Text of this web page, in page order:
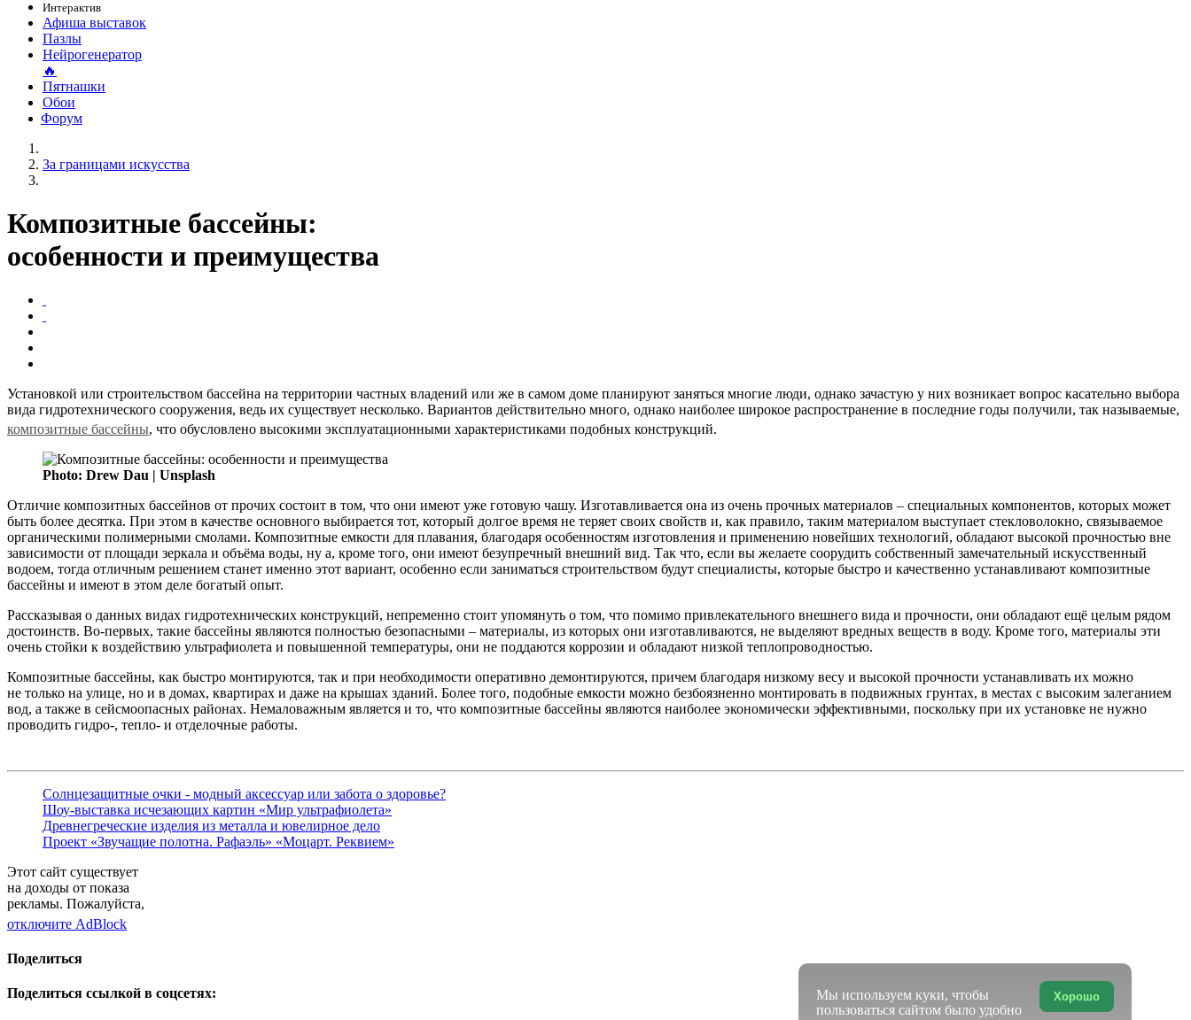
Интерактив
Афиша выставок
Пазлы
Нейрогенератор
🔥
Пятнашки
Обои
Форум
За границами искусства
Композитные бассейны:
особенности и преимущества
Установкой или строительством бассейна на территории частных владений или же в самом доме планируют заняться многие люди, однако зачастую у них возникает вопрос касательно выбора
вида гидротехнического сооружения, ведь их существует несколько. Вариантов действительно много, однако наиболее широкое распространение в последние годы получили, так называемые,
композитные бассейны, что обусловлено высокими эксплуатационными характеристиками подобных конструкций.
Photo: Drew Dau | Unsplash
Отличие композитных бассейнов от прочих состоит в том, что они имеют уже готовую чашу. Изготавливается она из очень прочных материалов – специальных компонентов, которых может
быть более десятка. При этом в качестве основного выбирается тот, который долгое время не теряет своих свойств и, как правило, таким материалом выступает стекловолокно, связываемое
органическими полимерными смолами. Композитные емкости для плавания, благодаря особенностям изготовления и применению новейших технологий, обладают высокой прочностью вне
зависимости от площади зеркала и объёма воды, ну а, кроме того, они имеют безупречный внешний вид. Так что, если вы желаете соорудить собственный замечательный искусственный
водоем, тогда отличным решением станет именно этот вариант, особенно если заниматься строительством будут специалисты, которые быстро и качественно устанавливают композитные
бассейны и имеют в этом деле богатый опыт.
Рассказывая о данных видах гидротехнических конструкций, непременно стоит упомянуть о том, что помимо привлекательного внешнего вида и прочности, они обладают ещё целым рядом
достоинств. Во-первых, такие бассейны являются полностью безопасными – материалы, из которых они изготавливаются, не выделяют вредных веществ в воду. Кроме того, материалы эти
очень стойки к воздействию ультрафиолета и повышенной температуры, они не поддаются коррозии и обладают низкой теплопроводностью.
Композитные бассейны, как быстро монтируются, так и при необходимости оперативно демонтируются, причем благодаря низкому весу и высокой прочности устанавливать их можно
не только на улице, но и в домах, квартирах и даже на крышах зданий. Более того, подобные емкости можно безбоязненно монтировать в подвижных грунтах, в местах с высоким залеганием
вод, а также в сейсмоопасных районах. Немаловажным является и то, что композитные бассейны являются наиболее экономически эффективными, поскольку при их установке не нужно
проводить гидро-, тепло- и отделочные работы.
Солнцезащитные очки - модный аксессуар или забота о здоровье?
Шоу-выставка исчезающих картин «Мир ультрафиолета»
Древнегреческие изделия из металла и ювелирное дело
Проект «Звучащие полотна. Рафаэль» «Моцарт. Реквием»
Этот сайт существует
на доходы от показа
рекламы. Пожалуйста,
отключите AdBlock
Поделиться
Поделиться ссылкой в соцсетях: Хорошо
Мы используем куки, чтобы
пользоваться сайтом было удобно